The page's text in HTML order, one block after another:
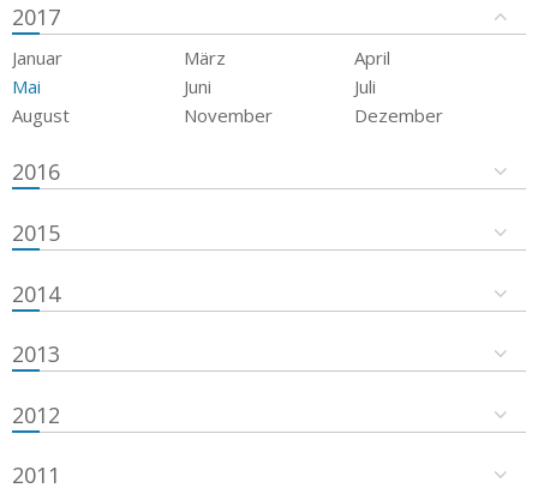
2017
Januar März
April
Mai
Juni
Juli
August
November Dezember
2016
2015
2014
2013
2012
2011